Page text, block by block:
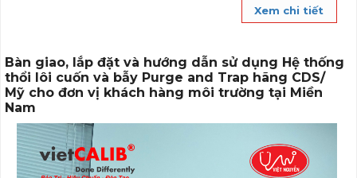
Xem chi tiết
Bàn giao, lắp đặt và hướng dẫn sử dụng Hệ thống
thổi lôi cuốn và bẫy Purge and Trap hãng CDS/
Mỹ cho đơn vị khách hàng môi trường tại Miền
Nam